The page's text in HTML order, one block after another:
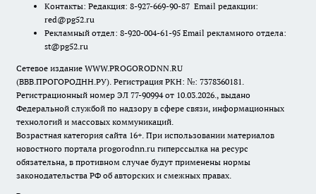
Контакты: Редакция: 8-927-669-90-87 Email редакции:
red@pg52.ru
Рекламный отдел: 8-920-004-61-95 Email рекламного отдела:
st@pg52.ru
Сетевое издание WWW.PROGORODNN.RU
(ВВВ.ПРОГОРОДНН.РУ). Регистрация РКН: №: 7378360181.
Регистрационный номер ЭЛ 77-90994 от 10.03.2026., выдано
Федеральной службой по надзору в сфере связи, информационных
технологий и массовых коммуникаций.
Возрастная категория сайта 16+. При использовании материалов
новостного портала progorodnn.ru гиперссылка на ресурс
обязательна, в противном случае будут применены нормы
законодательства РФ об авторских и смежных правах.